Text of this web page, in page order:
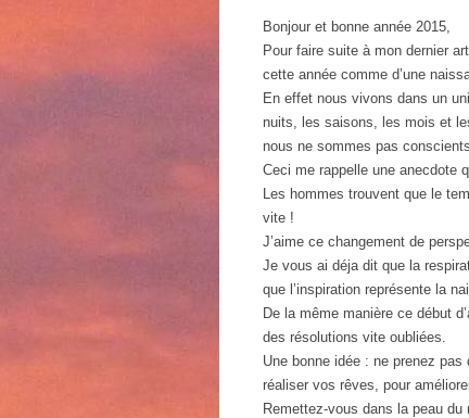
Bonjour et bonne année 2015,
Pour faire suite à mon dernier
cette année comme d’une
En effet nous vivons dans un
nuits, les saisons, les mois et
nous ne sommes pas
Ceci me rappelle une anecdote
Les hommes trouvent que le
vite !
J’aime ce changement de
Je vous ai déja dit que la
que l’inspiration représente la
De la même manière ce début
des résolutions vite oubliées.
Une bonne idée : ne prenez
réaliser vos rêves, pour
Remettez-vous dans la peau